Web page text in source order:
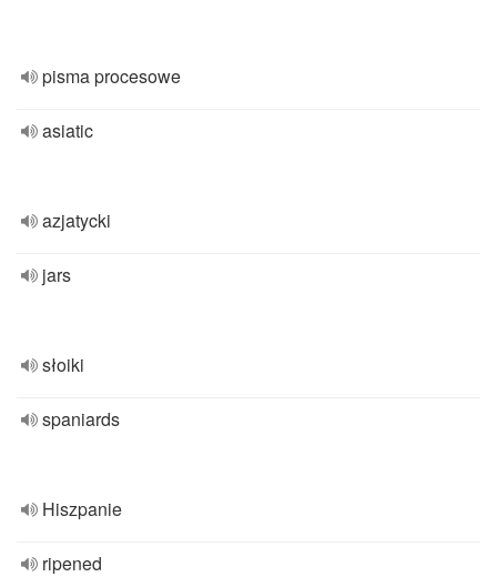
pisma procesowe
asiatic
azjatycki
jars
słoiki
spaniards
Hiszpanie
ripened